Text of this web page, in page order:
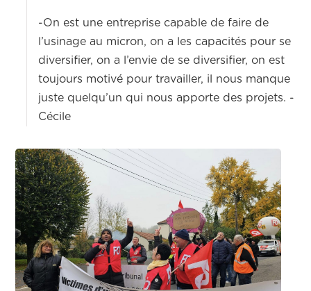
-On est une entreprise capable de faire de
l’usinage au micron, on a les capacités pour se
diversifier, on a l’envie de se diversifier, on est
toujours motivé pour travailler, il nous manque
juste quelqu’un qui nous apporte des projets. -
Cécile